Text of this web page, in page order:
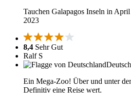
Tauchen Galapagos Inseln in
2023
8,4 Sehr Gut
Ralf S
Ein Mega-Zoo! Über und unter
Definitiv eine Reise wert.